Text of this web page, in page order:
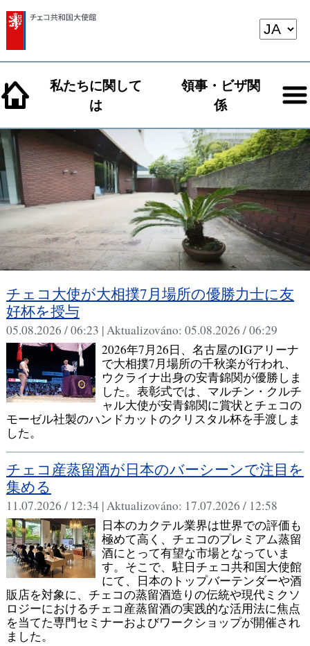
私たちに関して
は
領事・ビザ関
係
チェコ大使が大相撲7月場所の優勝力士に友
好杯を授与
05.08.2026 / 06:23 |Aktualizováno: 05.08.2026 / 06:29
2026年7月26日、名古屋のIGアリーナ
で大相撲7月場所の千秋楽が行われ、
ウクライナ出身の安青錦関が優勝しま
した。表彰式では、マルチン・クルチ
ャル大使が安青錦関に賞状とチェコの
モーゼル社製のハンドカットのクリスタル杯を手渡しま
した。
チェコ産蒸留酒が日本のバーシーンで注目を
集める
11.07.2026 / 12:34 |Aktualizováno: 17.07.2026 / 12:58
日本のカクテル業界は世界での評価も
極めて高く、チェコのプレミアム蒸留
酒にとって有望な市場となっていま
す。そこで、駐日チェコ共和国大使館
にて、日本のトップバーテンダーや酒
販店を対象に、チェコの蒸留酒造りの伝統や現代ミクソ
ロジーにおけるチェコ産蒸留酒の実践的な活用法に焦点
を当てた専門セミナーおよびワークショップが開催され
ました。